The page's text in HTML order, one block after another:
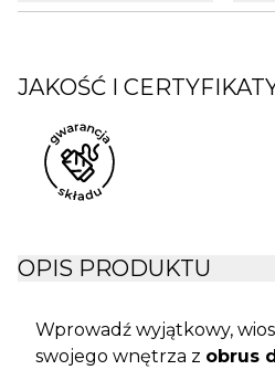
JAKOŚĆ I
OPIS PRODUKTU
Wprowadź wyjątkowy,
swojego wnętrza z obrus